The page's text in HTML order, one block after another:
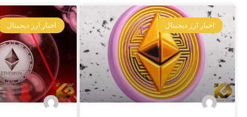
اخبار ارز دیجیتال اخبار ارز دیجیتال